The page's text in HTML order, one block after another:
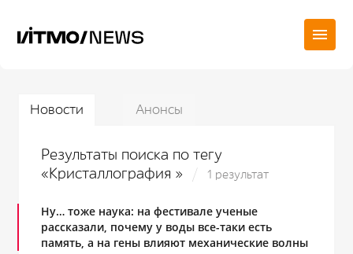
Новости Анонсы
Результаты поиска по тегу
«Кристаллография »
1 результат
Ну… тоже наука: на фестивале ученые
рассказали, почему у воды все-таки есть
память, а на гены влияют механические волны